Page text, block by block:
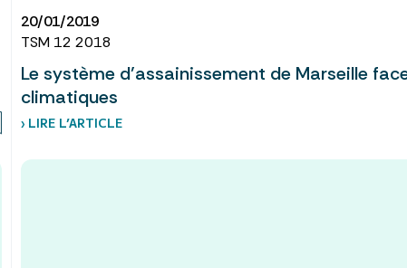
20/01/2019
TSM 12 2018
Le système d’assainissement de Marseille
climatiques
› LIRE L’ARTICLE